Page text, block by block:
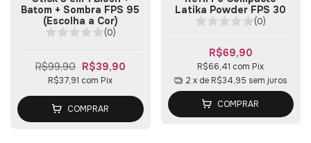
Batom + Sombra FPS 95
(Escolha a Cor)
(0)
R$99,90 R$39,90
R$37,91 com Pix
COMPRAR
Latika Powder FPS 30
(0)
R$69,90
R$66,41 com Pix
2 x de R$34,95 sem juros
COMPRAR